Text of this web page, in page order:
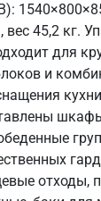
45,2 кг.
для
и
отходы,